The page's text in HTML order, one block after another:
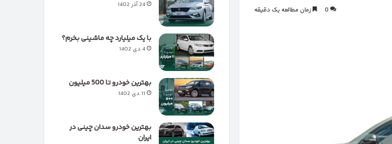
0 زمان مطالعه یک دقیقه
24 آذر 1402
با یک میلیارد چه ماشینی بخرم؟
4 دی 1402
بهترین خودرو تا 500 میلیون
11 دی 1402
بهترین خودرو سدان چینی در
ایران